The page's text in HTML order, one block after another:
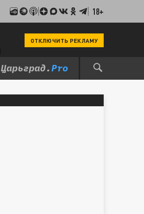
18+
ОТКЛЮЧИТЬ РЕКЛАМУ